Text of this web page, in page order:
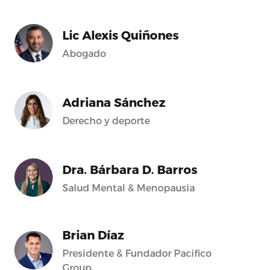
Lic Alexis Quiñones
Abogado
Adriana Sánchez
Derecho y deporte
Dra. Bárbara D. Barros
Salud Mental & Menopausia
Brian Díaz
Presidente & Fundador Pacifico
Group